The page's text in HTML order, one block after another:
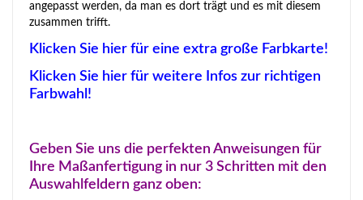
angepasst werden, da man es dort trägt und es mit diesem
zusammen trifft.
Klicken Sie hier für eine extra große Farbkarte!
Klicken Sie hier für weitere Infos zur richtigen
Farbwahl!
Geben Sie uns die perfekten Anweisungen für
Ihre Maßanfertigung in nur 3 Schritten mit den
Auswahlfeldern ganz oben: